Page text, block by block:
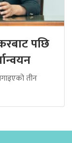
पछि
तीन